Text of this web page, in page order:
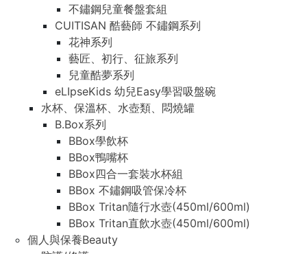
不鏽鋼兒童餐盤套組
CUITISAN 酷藝師 不鏽鋼系列
花神系列
藝匠、初行、征旅系列
兒童酷夢系列
eLIpseKids 幼兒Easy學習吸盤碗
水杯、保溫杯、水壺類、悶燒罐
B.Box系列
BBox學飲杯
BBox鴨嘴杯
BBox四合一套裝水杯組
BBox 不鏽鋼吸管保冷杯
BBox Tritan隨行水壺(450ml/600ml)
BBox Tritan直飲水壺(450ml/600ml)
個人與保養Beauty